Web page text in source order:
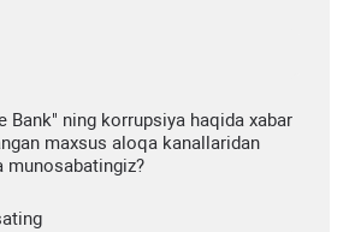
Bank" ning korrupsiya haqida xabar
maxsus aloqa kanallaridan
munosabatingiz?